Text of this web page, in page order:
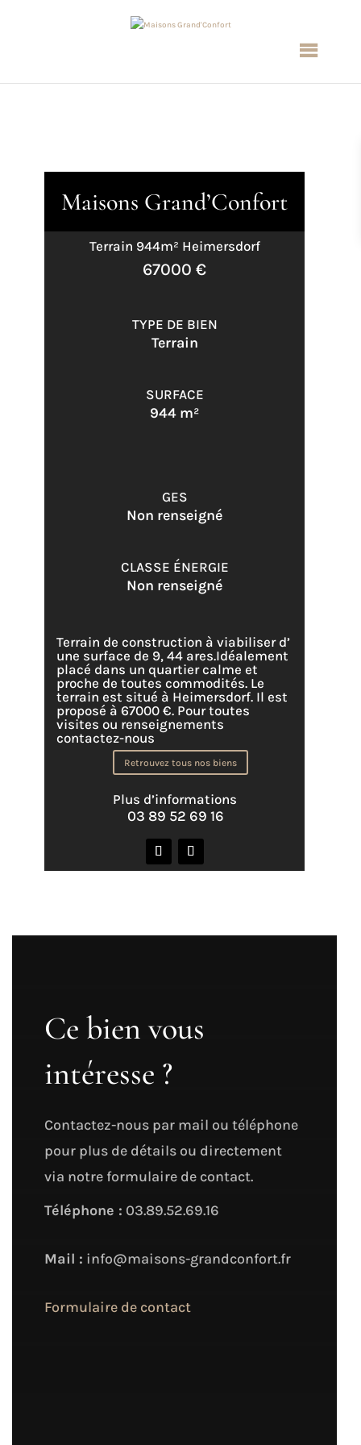
Maisons Grand’Confort
Terrain 944m² Heimersdorf
67000 €
TYPE DE BIEN
Terrain
SURFACE
944 m²
GES
Non renseigné
CLASSE ÉNERGIE
Non renseigné
Terrain de construction à viabiliser d’
une surface de 9, 44 ares.Idéalement
placé dans un quartier calme et
proche de toutes commodités. Le
terrain est situé à Heimersdorf. Il est
proposé à 67000 €. Pour toutes
visites ou renseignements
contactez-nous
Retrouvez tous nos biens
Plus d’informations
03 89 52 69 16
Ce bien vous
intéresse ?
Contactez-nous par mail ou téléphone
pour plus de détails ou directement
via notre formulaire de contact.
Téléphone : 03.89.52.69.16
Mail : info@maisons-grandconfort.fr
Formulaire de contact